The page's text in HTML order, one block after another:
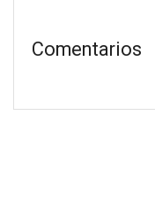
Comentarios